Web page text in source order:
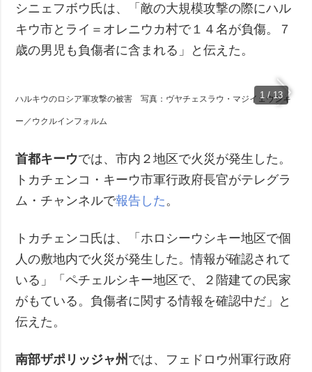
シニェフボウ氏は、「敵の大規模攻撃の際にハル
キウ市とライ＝オレニウカ村で１４名が負傷。７
歳の男児も負傷者に含まれる」と伝えた。
1 / 13
ハルキウのロシア軍攻撃の被害 写真：ヴヤチェスラウ・マジイェウシキ
ー／ウクルインフォルム
首都キーウでは、市内２地区で火災が発生した。
トカチェンコ・キーウ市軍行政府長官がテレグラ
ム・チャンネルで報告した 。
トカチェンコ氏は、「ホロシーウシキー地区で個
人の敷地内で火災が発生した。情報が確認されて
いる」「ペチェルシキー地区で、２階建ての民家
がもている。負傷者に関する情報を確認中だ」と
伝えた。
南部ザポリッジャ州 では、フェドロウ州軍行政府